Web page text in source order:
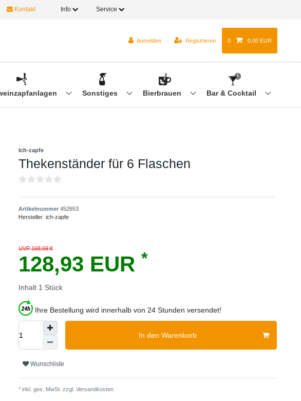
Kontakt Info Service
Anmelden Registrieren 0 0,00 EUR
Sonstiges Bierbrauen Bar & Cocktail
Ich-zapfe
Thekenständer für 6 Flaschen
Artikelnummer 452653
Hersteller: ich-zapfe
UVP 168,69 €
128,93 EUR *
Inhalt 1 Stück
Ihre Bestellung wird innerhalb von 24 Stunden versendet!
In den Warenkorb
Wunschliste
* inkl. ges. MwSt. zzgl. Versandkosten